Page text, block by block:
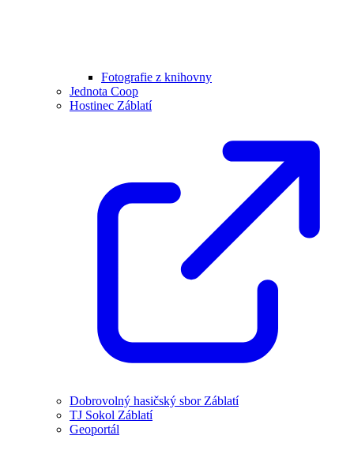
Fotografie z knihovny
Jednota Coop
Hostinec Záblatí
Dobrovolný hasičský sbor Záblatí
TJ Sokol Záblatí
Geoportál